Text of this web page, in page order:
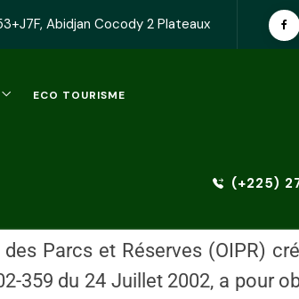
Abidjan Cocody 2 Plateaux
ECO TOURISME
(+225)
protégées compte
de l'OIPR
des Parcs et Réserves (OIPR)
359 du 24 Juillet 2002, a pour